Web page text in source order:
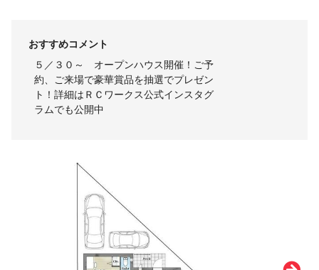
おすすめコメント
５／３０～ オープンハウス開催！ご予
約、ご来場で豪華賞品を抽選でプレゼン
ト！詳細はＲＣワークス公式インスタグ
ラムでも公開中